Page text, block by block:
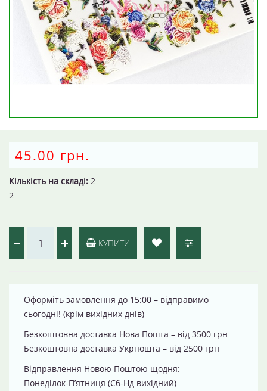
45.00 грн.
Кількість на складі: 2
2
КУПИТИ
Оформіть замовлення до 15:00 – відправимо
сьогодні! (крім вихідних днів)
Безкоштовна доставка Нова Пошта – від 3500 грн
Безкоштовна доставка Укрпошта – від 2500 грн
Відправлення Новою Поштою щодня:
Понеділок-П’ятниця (Сб-Нд вихідний)